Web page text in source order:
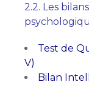
2.2. Les
Test de
V)
Bilan